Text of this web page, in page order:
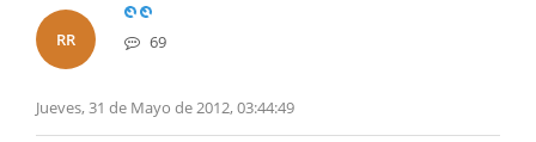
RR 69
Jueves, 31 de Mayo de 2012, 03:44:49